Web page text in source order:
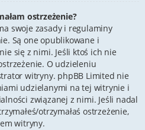
ostrzeżenie?
swoje zasady i regulaminy
Są one opublikowane i
się z nimi. Jeśli ktoś ich nie
O udzieleniu
witryny. phpBB Limited nie
udzielanymi na tej witrynie i
związanej z nimi. Jeśli nadal
otrzymałaś ostrzeżenie,
witryny.